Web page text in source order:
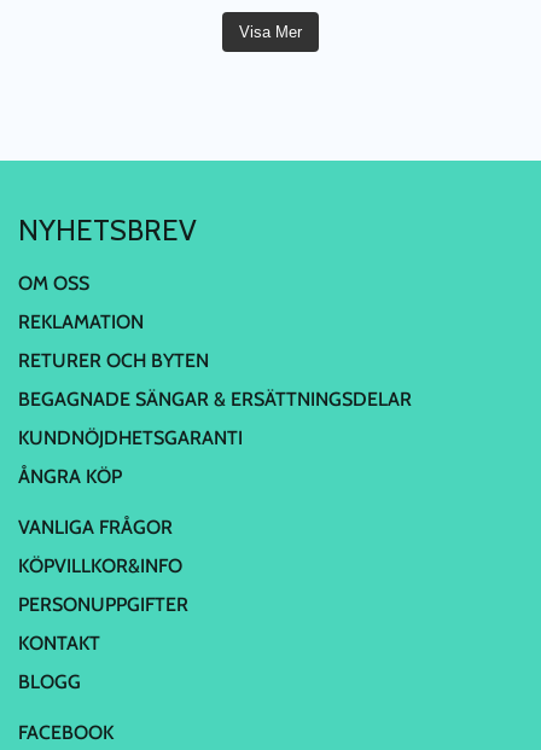
Visa Mer
NYHETSBREV
OM OSS
REKLAMATION
RETURER OCH BYTEN
BEGAGNADE SÄNGAR & ERSÄTTNINGSDELAR
KUNDNÖJDHETSGARANTI
ÅNGRA KÖP
VANLIGA FRÅGOR
KÖPVILLKOR&INFO
PERSONUPPGIFTER
KONTAKT
BLOGG
FACEBOOK